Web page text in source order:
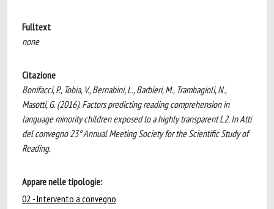
Fulltext
none
Citazione
Bonifacci, P., Tobia, V., Bernabini, L., Barbieri, M., Trambagioli, N.,
Masotti, G. (2016). Factors predicting reading comprehension in
language minority children exposed to a highly transparent L2. In Atti
del convegno 23° Annual Meeting Society for the Scientific Study of
Reading.
Appare nelle tipologie:
02 - Intervento a convegno